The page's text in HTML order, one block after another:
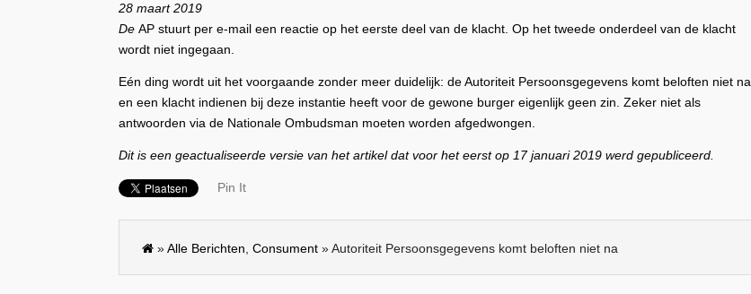
28 maart 2019
De AP stuurt per e-mail een reactie op het eerste deel van de klacht. Op het tweede onderdeel van de klacht
wordt niet ingegaan.
Eén ding wordt uit het voorgaande zonder meer duidelijk: de Autoriteit Persoonsgegevens komt beloften niet na
en een klacht indienen bij deze instantie heeft voor de gewone burger eigenlijk geen zin. Zeker niet als
antwoorden via de Nationale Ombudsman moeten worden afgedwongen.
Dit is een geactualiseerde versie van het artikel dat voor het eerst op 17 januari 2019 werd gepubliceerd.
Pin It
»Alle Berichten Consument » Autoriteit Persoonsgegevens komt beloften niet na